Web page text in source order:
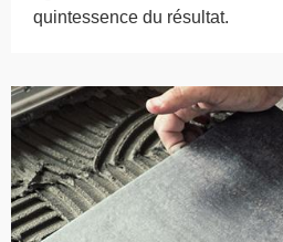
quintessence du résultat.